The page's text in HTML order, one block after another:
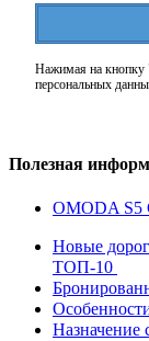
Нажимая на кнопку
персональных
Полезная
OMODA S5
Новые
ТОП-10
Назначение